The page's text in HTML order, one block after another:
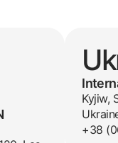
Kyjiw,
+38